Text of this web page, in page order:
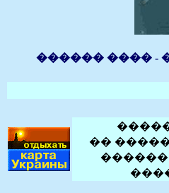
������ ���� -
��